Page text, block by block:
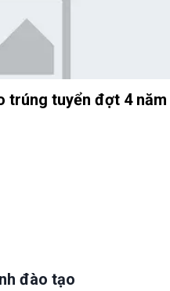
trúng tuyển đợt 4 năm
đào tạo